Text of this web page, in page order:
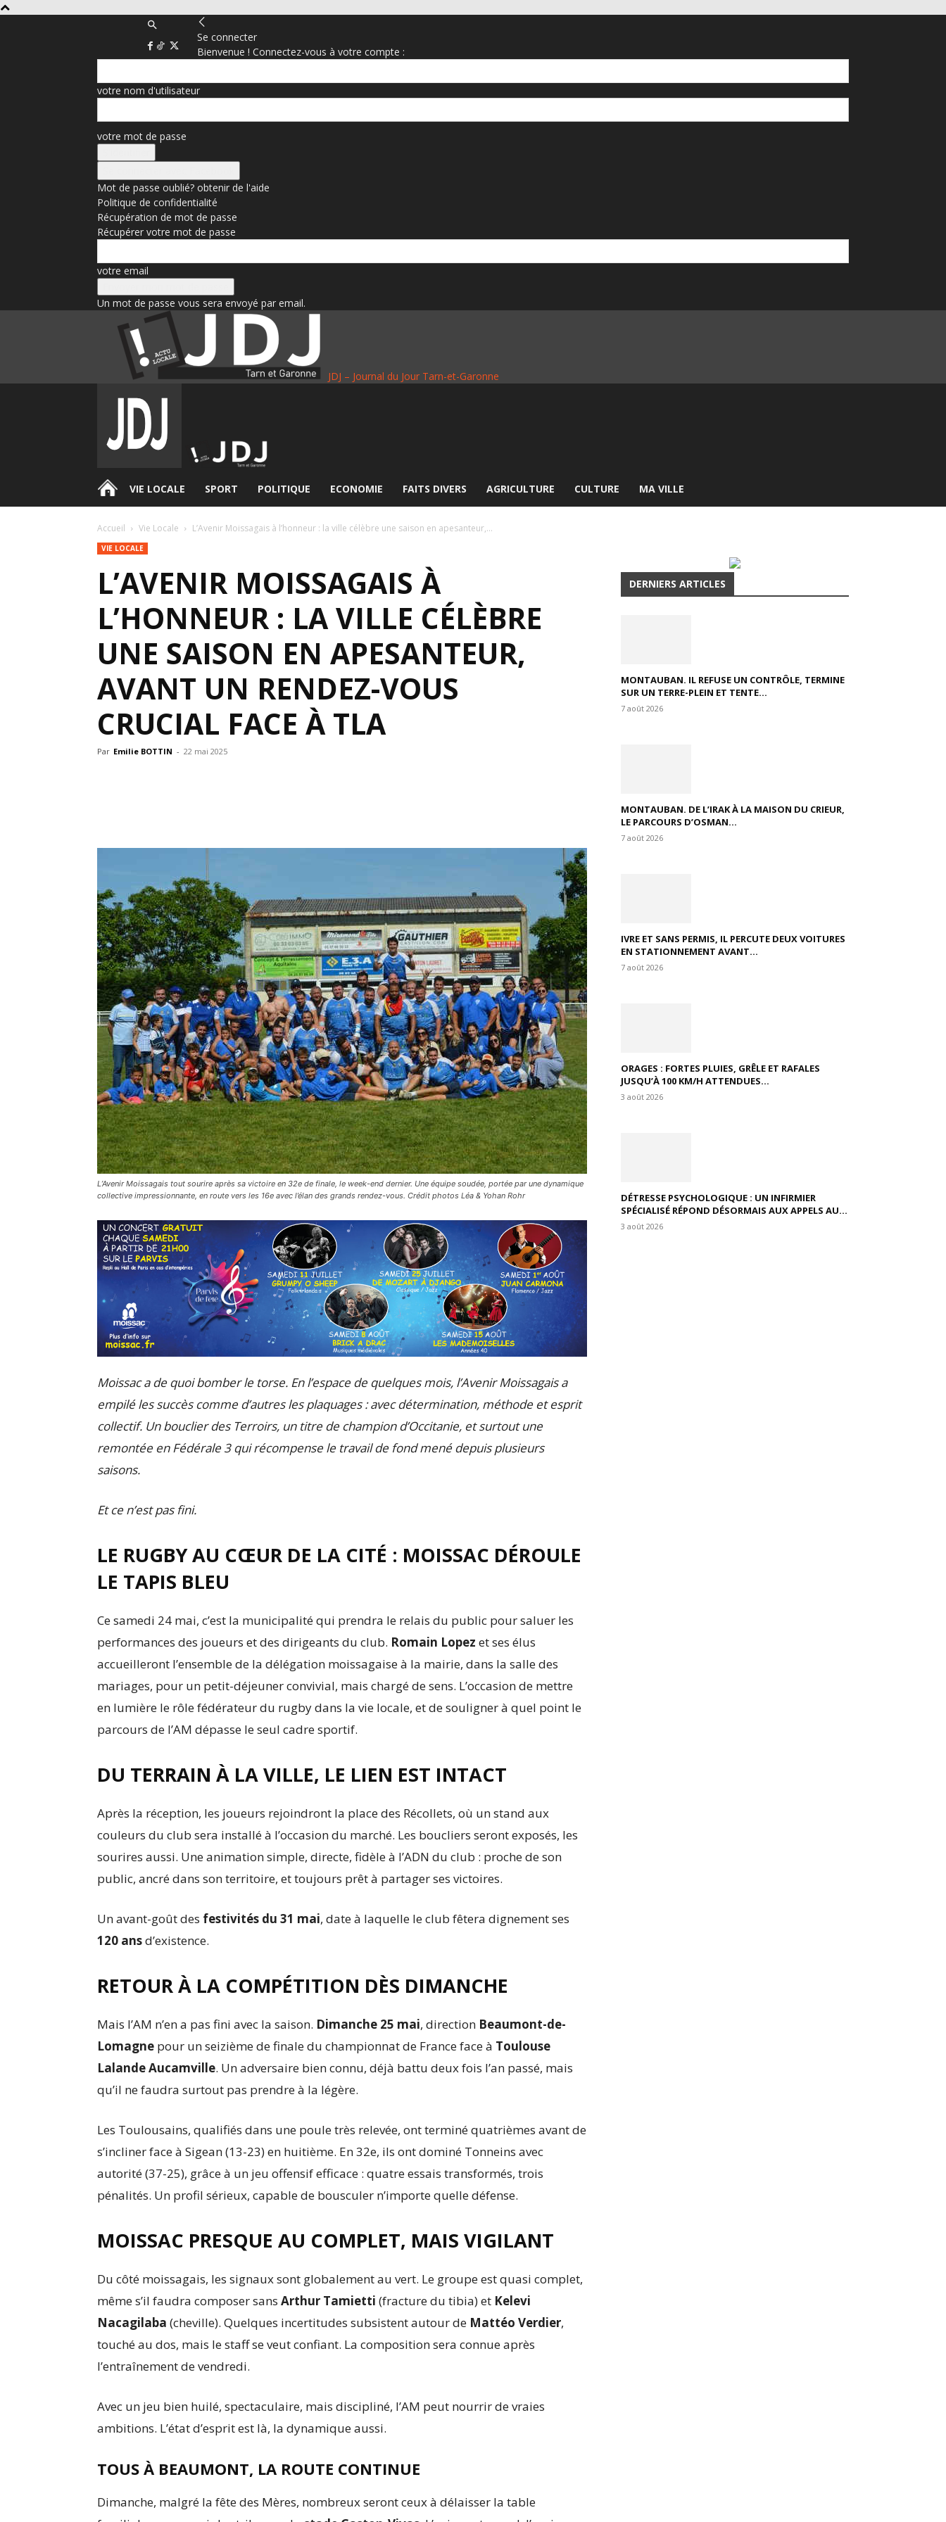
Se connecter
Bienvenue ! Connectez-vous à votre compte :
votre nom d'utilisateur
votre mot de passe
Mot de passe oublié? obtenir de l'aide
Politique de confidentialité
Récupération de mot de passe
Récupérer votre mot de passe
votre email
Un mot de passe vous sera envoyé par email.
JDJ – Journal du Jour Tarn-et-Garonne
. VIE LOCALE SPORT POLITIQUE ECONOMIE FAITS DIVERS AGRICULTURE CULTURE MA VILLE
Accueil Vie Locale L’Avenir Moissagais à l’honneur : la ville célèbre une saison en apesanteur,...
VIE LOCALE
L’AVENIR MOISSAGAIS À
L’HONNEUR : LA VILLE CÉLÈBRE
UNE SAISON EN APESANTEUR,
AVANT UN RENDEZ-VOUS
CRUCIAL FACE À TLA
Par Emilie BOTTIN - 22 mai 2025
L’Avenir Moissagais tout sourire après sa victoire en 32e de finale, le week-end dernier. Une équipe soudée, portée par une dynamique
collective impressionnante, en route vers les 16e avec l’élan des grands rendez-vous. Crédit photos Léa & Yohan Rohr
Moissac a de quoi bomber le torse. En l’espace de quelques mois, l’Avenir Moissagais a
empilé les succès comme d’autres les plaquages : avec détermination, méthode et esprit
collectif. Un bouclier des Terroirs, un titre de champion d’Occitanie, et surtout une
remontée en Fédérale 3 qui récompense le travail de fond mené depuis plusieurs
saisons.
Et ce n’est pas fini.
LE RUGBY AU CŒUR DE LA CITÉ : MOISSAC DÉROULE
LE TAPIS BLEU
Ce samedi 24 mai, c’est la municipalité qui prendra le relais du public pour saluer les
performances des joueurs et des dirigeants du club. Romain Lopez et ses élus
accueilleront l’ensemble de la délégation moissagaise à la mairie, dans la salle des
mariages, pour un petit-déjeuner convivial, mais chargé de sens. L’occasion de mettre
en lumière le rôle fédérateur du rugby dans la vie locale, et de souligner à quel point le
parcours de l’AM dépasse le seul cadre sportif.
DU TERRAIN À LA VILLE, LE LIEN EST INTACT
Après la réception, les joueurs rejoindront la place des Récollets, où un stand aux
couleurs du club sera installé à l’occasion du marché. Les boucliers seront exposés, les
sourires aussi. Une animation simple, directe, fidèle à l’ADN du club : proche de son
public, ancré dans son territoire, et toujours prêt à partager ses victoires.
Un avant-goût des festivités du 31 mai, date à laquelle le club fêtera dignement ses
120 ansd’existence.
RETOUR À LA COMPÉTITION DÈS DIMANCHE
Mais l’AM n’en a pas fini avec la saison. Dimanche 25 mai, direction Beaumont-de-
Lomagne pour un seizième de finale du championnat de France face à Toulouse
Lalande Aucamville. Un adversaire bien connu, déjà battu deux fois l’an passé, mais
qu’il ne faudra surtout pas prendre à la légère.
Les Toulousains, qualifiés dans une poule très relevée, ont terminé quatrièmes avant de
s’incliner face à Sigean (13-23) en huitième. En 32e, ils ont dominé Tonneins avec
autorité (37-25), grâce à un jeu offensif efficace : quatre essais transformés, trois
pénalités. Un profil sérieux, capable de bousculer n’importe quelle défense.
MOISSAC PRESQUE AU COMPLET, MAIS VIGILANT
Du côté moissagais, les signaux sont globalement au vert. Le groupe est quasi complet,
même s’il faudra composer sans Arthur Tamietti (fracture du tibia) et Kelevi
Nacagilaba (cheville). Quelques incertitudes subsistent autour de Mattéo Verdier,
touché au dos, mais le staff se veut confiant. La composition sera connue après
l’entraînement de vendredi.
Avec un jeu bien huilé, spectaculaire, mais discipliné, l’AM peut nourrir de vraies
ambitions. L’état d’esprit est là, la dynamique aussi.
TOUS À BEAUMONT, LA ROUTE CONTINUE
Dimanche, malgré la fête des Mères, nombreux seront ceux à délaisser la table
DERNIERS ARTICLES
MONTAUBAN. IL REFUSE UN CONTRÔLE, TERMINE
SUR UN TERRE-PLEIN ET TENTE...
7 août 2026
MONTAUBAN. DE L’IRAK À LA MAISON DU CRIEUR,
LE PARCOURS D’OSMAN...
7 août 2026
IVRE ET SANS PERMIS, IL PERCUTE DEUX VOITURES
EN STATIONNEMENT AVANT...
7 août 2026
ORAGES : FORTES PLUIES, GRÊLE ET RAFALES
JUSQU’À 100 KM/H ATTENDUES...
3 août 2026
DÉTRESSE PSYCHOLOGIQUE : UN INFIRMIER
SPÉCIALISÉ RÉPOND DÉSORMAIS AUX APPELS AU...
3 août 2026